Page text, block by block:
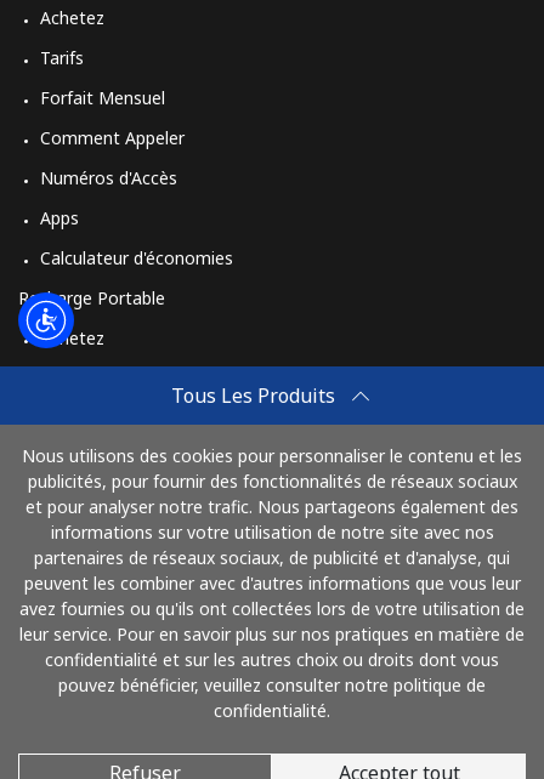
Tous Les Produits
Nous utilisons des cookies pour personnaliser le contenu et les
publicités, pour fournir des fonctionnalités de réseaux sociaux
et pour analyser notre trafic. Nous partageons également des
informations sur votre utilisation de notre site avec nos
partenaires de réseaux sociaux, de publicité et d'analyse, qui
peuvent les combiner avec d'autres informations que vous leur
avez fournies ou qu'ils ont collectées lors de votre utilisation de
leur service. Pour en savoir plus sur nos pratiques en matière de
confidentialité et sur les autres choix ou droits dont vous
pouvez bénéficier, veuillez consulter notre politique de
confidentialité.
Refuser Accepter tout
Achetez
Tarifs
Forfait Mensuel
Comment Appeler
Numéros d'Accès
Apps
Calculateur d'économies
Recharge Portable
Achetez
Achetez
Mode de fonctionnement
Payez avec